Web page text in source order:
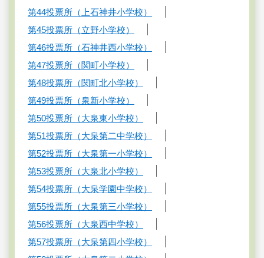
第44投票所（上石神井小学校）
第45投票所（立野小学校）
第46投票所（石神井西小学校）
第47投票所（関町小学校）
第48投票所（関町北小学校）
第49投票所（泉新小学校）
第50投票所（大泉東小学校）
第51投票所（大泉第二中学校）
第52投票所（大泉第一小学校）
第53投票所（大泉北小学校）
第54投票所（大泉学園中学校）
第55投票所（大泉第三小学校）
第56投票所（大泉西中学校）
第57投票所（大泉第四小学校）